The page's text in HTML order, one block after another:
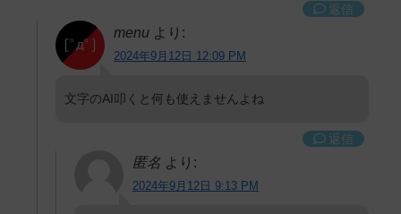
返信
menu より:
2024年9月12日 12:09 PM
文字のAI叩くと何も使えませんよね
返信
匿名 より:
2024年9月12日 9:13 PM